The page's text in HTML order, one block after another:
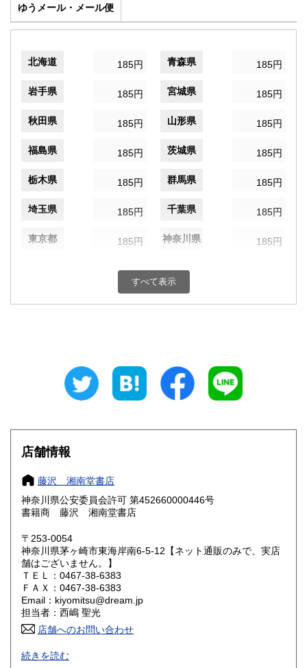
ゆうメール・メール便
北海道 185円 青森県 185円
岩手県 185円 宮城県 185円
秋田県 185円 山形県 185円
福島県 185円 茨城県 185円
栃木県 185円 群馬県 185円
埼玉県 185円 千葉県 185円
東京都 185円 神奈川県 185円
185円 富山県
185円 三重県
大阪府
奈良県
鳥取県 185円 島根県
岡山県
山口県
香川県 185円
高知県 185円
佐賀県
すべて表示
店舗情報
藤沢 湘南堂書店
神奈川県公安委員会許可 第452660000446号
書籍商 藤沢 湘南堂書店
〒253-0054
神奈川県茅ヶ崎市東海岸南6-5-12【ネット通販のみで、実店
舗はございません。】
ＴＥＬ：0467-38-6383
ＦＡＸ：0467-38-6383
Email：kiyomitsu@dream.jp
担当者：西嶋 聖光
店舗へのお問い合わせ
良書・古書とサブカルチャーの陰と陽。国史・軍事・宗教・
文芸・芸能・美術・工芸・趣味書より、CD・DVD・古書漫
続きを読む